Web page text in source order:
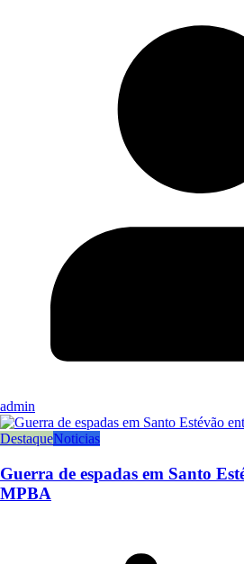
admin
DestaqueNoticias
Guerra de espadas em Santo
MPBA